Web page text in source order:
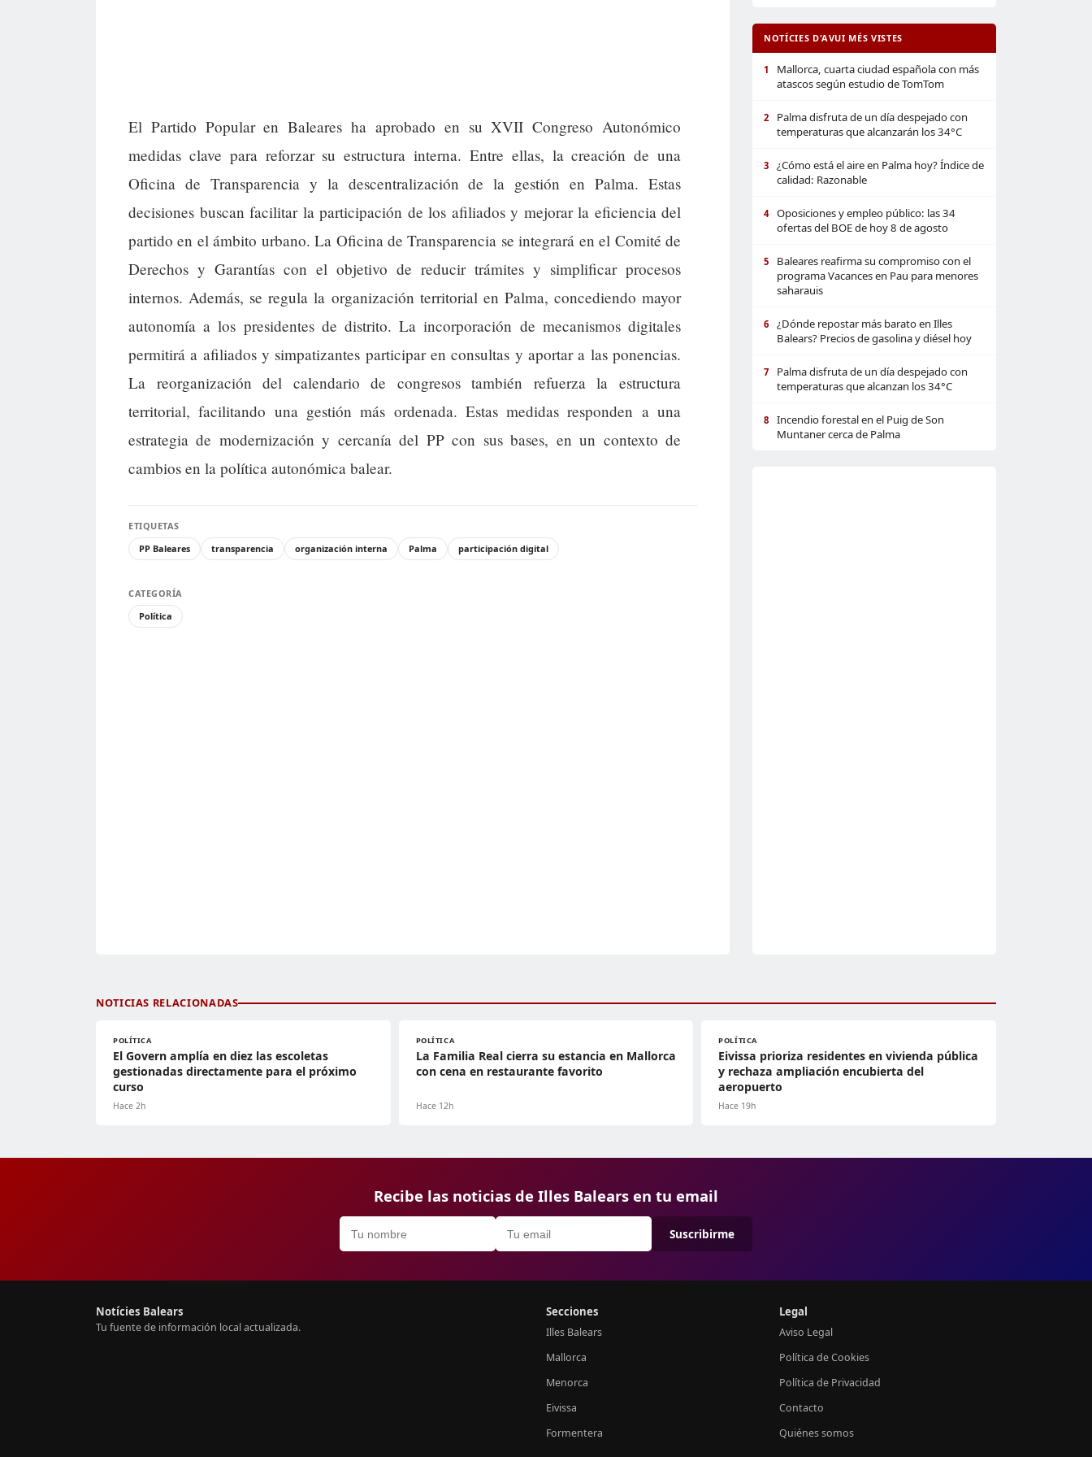
El Partido Popular en Baleares ha aprobado en su XVII Congreso Autonómico
medidas clave para reforzar su estructura interna. Entre ellas, la creación de una
Oficina de Transparencia y la descentralización de la gestión en Palma. Estas
decisiones buscan facilitar la participación de los afiliados y mejorar la eficiencia del
partido en el ámbito urbano. La Oficina de Transparencia se integrará en el Comité de
Derechos y Garantías con el objetivo de reducir trámites y simplificar procesos
internos. Además, se regula la organización territorial en Palma, concediendo mayor
autonomía a los presidentes de distrito. La incorporación de mecanismos digitales
permitirá a afiliados y simpatizantes participar en consultas y aportar a las ponencias.
La reorganización del calendario de congresos también refuerza la estructura
territorial, facilitando una gestión más ordenada. Estas medidas responden a una
estrategia de modernización y cercanía del PP con sus bases, en un contexto de
cambios en la política autonómica balear.
ETIQUETAS
PP Baleares
transparencia organización interna Palma participación digital
CATEGORÍA
Política
NOTÍCIES D'AVUI MÉS VISTES
1
Mallorca, cuarta ciudad española con más
atascos según estudio de TomTom
2
Palma disfruta de un día despejado con
temperaturas que alcanzarán los 34°C
3
¿Cómo está el aire en Palma hoy? Índice de
calidad: Razonable
4
Oposiciones y empleo público: las 34
ofertas del BOE de hoy 8 de agosto
5
Baleares reafirma su compromiso con el
programa Vacances en Pau para menores
saharauis
6
¿Dónde repostar más barato en Illes
Balears? Precios de gasolina y diésel hoy
7
Palma disfruta de un día despejado con
temperaturas que alcanzan los 34°C
8
Incendio forestal en el Puig de Son
Muntaner cerca de Palma
NOTICIAS RELACIONADAS
POLÍTICA
El Govern amplía en diez las escoletas
gestionadas directamente para el próximo
curso
Hace 2h
POLÍTICA
La Familia Real cierra su estancia en Mallorca
con cena en restaurante favorito
Hace 12h
POLÍTICA
Eivissa prioriza residentes en vivienda pública
y rechaza ampliación encubierta del
aeropuerto
Hace 19h
Recibe las noticias de Illes Balears en tu email
Suscribirme
Notícies Balears
Tu fuente de información local actualizada.
Secciones
Illes Balears
Mallorca
Menorca
Eivissa
Formentera
Legal
Aviso Legal
Política de Cookies
Política de Privacidad
Contacto
Quiénes somos